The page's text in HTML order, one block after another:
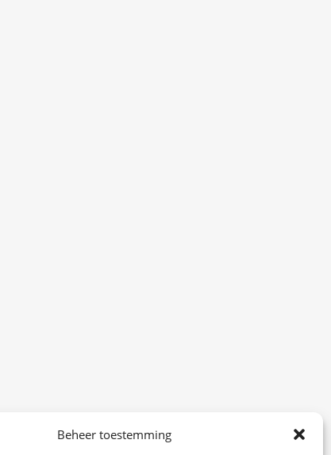
Beheer toestemming